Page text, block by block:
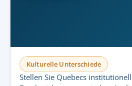
Kulturelle Unterschiede
Stellen Sie Quebecs